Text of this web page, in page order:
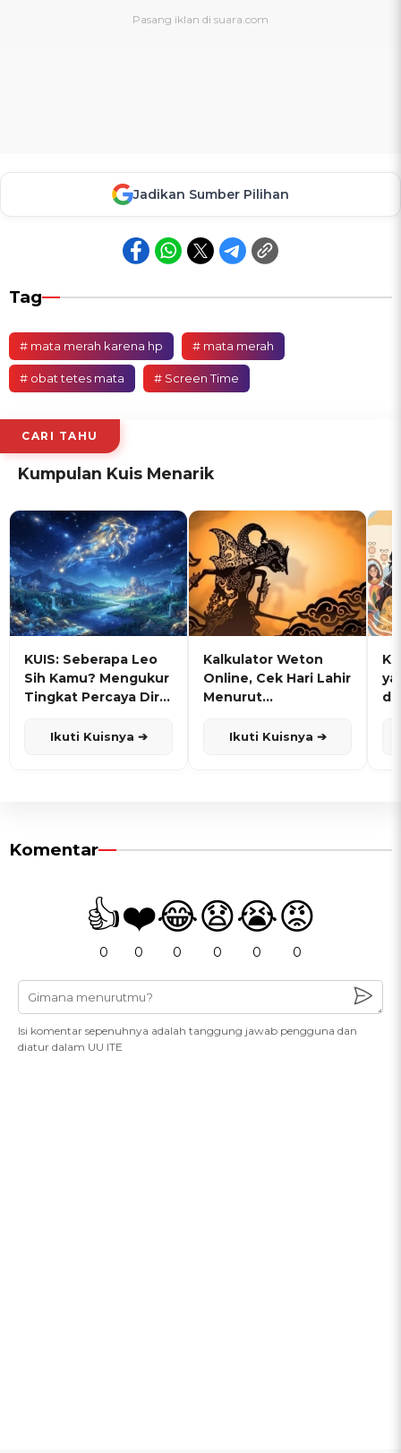
Jadikan Sumber Pilihan
Tag
# mata merah karena hp # mata merah
# obat tetes mata # Screen Time
CARI TAHU
Kumpulan Kuis Menarik
KUIS: Seberapa Leo
Sih Kamu? Mengukur
Tingkat Percaya Diri
Ikuti Kuisnya ➔
Kalkulator Weton
Online, Cek Hari Lahir
Menurut
Ikuti Kuisnya ➔
Komentar
👍
0
❤️
0
😂
0
😧
0
😭
0
😡
0
Isi komentar sepenuhnya adalah tanggung jawab pengguna dan
diatur dalam UU ITE